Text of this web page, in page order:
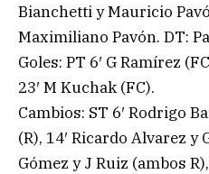
Bianchetti y Mauricio
Maximiliano Pavón. DT:
Goles: PT 6′ G Ramírez
23′ M Kuchak (FC).
Cambios: ST 6′ Rodrigo
(R), 14′ Ricardo Alvarez y
Gómez y J Ruiz (ambos